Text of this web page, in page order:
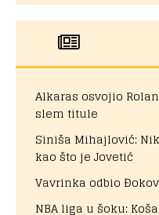
Alkaras osvojio
slem titule
Siniša Mihajlović:
kao što je Jovetić
Vavrinka odbio
NBA liga u šoku: